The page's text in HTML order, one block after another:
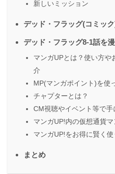
新しいミッション
デッド・フラッグ(コミッ
デッド・フラッグ8-1話を
マンガUPとは？使い方や
介
MP(マンガポイント)を使
チャプターとは？
CM視聴やイベント等で手
マンガUP!内の仮想通貨
マンガUP!をお得に賢く
まとめ